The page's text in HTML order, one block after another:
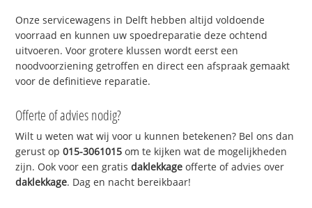
Onze servicewagens in Delft hebben altijd voldoende
voorraad en kunnen uw spoedreparatie deze ochtend
uitvoeren. Voor grotere klussen wordt eerst een
noodvoorziening getroffen en direct een afspraak gemaakt
voor de definitieve reparatie.
Offerte of advies nodig?
Wilt u weten wat wij voor u kunnen betekenen? Bel ons dan
gerust op015-3061015 om te kijken wat de mogelijkheden
zijn. Ook voor een gratisdaklekkage offerte of advies over
daklekkage. Dag en nacht bereikbaar!